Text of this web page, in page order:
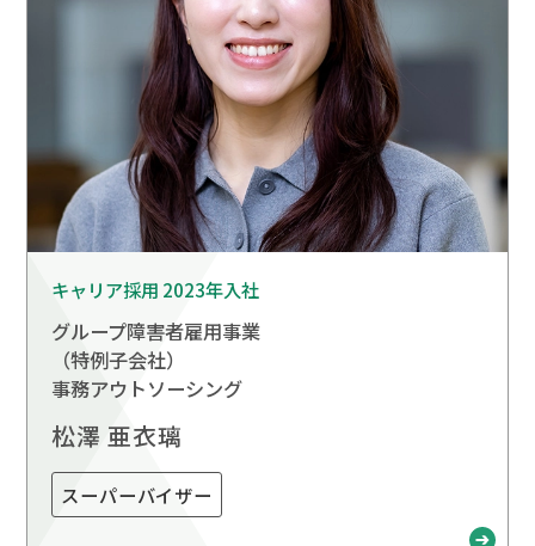
キャリア採用 2023年入社
グループ障害者雇用事業
（特例子会社）
事務アウトソーシング
松澤 亜衣璃
スーパーバイザー